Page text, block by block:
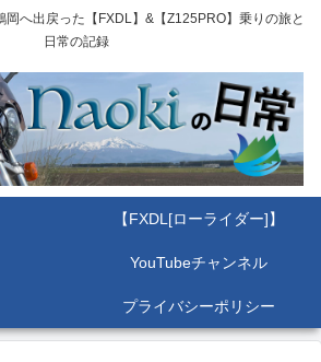
へ出戻った【FXDL】&【Z125PRO】乗りの旅と
日常の記録
【FXDL[ローライダー]】
YouTubeチャンネル
プライバシーポリシー